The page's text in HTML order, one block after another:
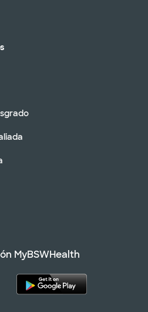
MyBSWHealth